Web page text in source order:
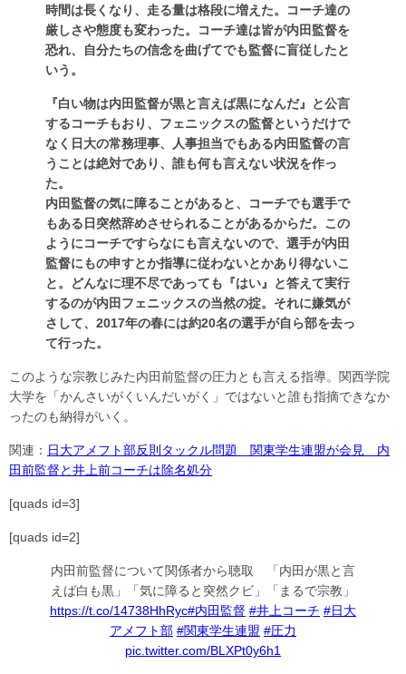
時間は長くなり、走る量は格段に増えた。コーチ達の
厳しさや態度も変わった。コーチ達は皆が内田監督を
恐れ、自分たちの信念を曲げてでも監督に盲従したと
いう。
『白い物は内田監督が黒と言えば黒になんだ』と公言
するコーチもおり、フェニックスの監督というだけで
なく日大の常務理事、人事担当でもある内田監督の言
うことは絶対であり、誰も何も言えない状況を作っ
た。
内田監督の気に障ることがあると、コーチでも選手で
もある日突然辞めさせられることがあるからだ。この
ようにコーチですらなにも言えないので、選手が内田
監督にもの申すとか指導に従わないとかあり得ないこ
と。どんなに理不尽であっても『はい』と答えて実行
するのが内田フェニックスの当然の掟。それに嫌気が
さして、2017年の春には約20名の選手が自ら部を去っ
て行った。
このような宗教じみた内田前監督の圧力とも言える指導。関西学院
大学を「かんさいがくいんだいがく」ではないと誰も指摘できなか
ったのも納得がいく。
関連： 日大アメフト部反則タックル問題 関東学生連盟が会見 内
田前監督と井上前コーチは除名処分
[quads id=3]
[quads id=2]
内田前監督について関係者から聴取 「内田が黒と言
えば白も黒」「気に障ると突然クビ」「まるで宗教」
https://t.co/14738HhRyc#内田監督 #井上コーチ #日大
アメフト部 #関東学生連盟 #圧力
pic.twitter.com/BLXPt0y6h1